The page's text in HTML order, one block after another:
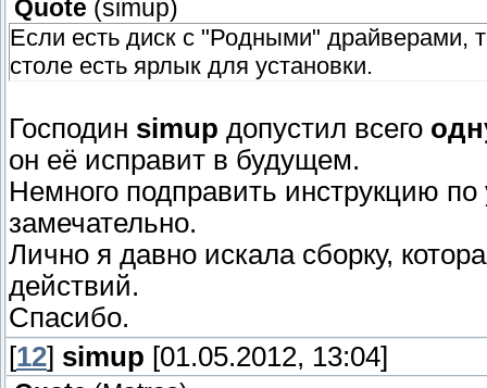
Quote (simup)
Если есть диск с "Родными" драйверами,
столе есть ярлык для установки.
Господин simup допустил всего
он её исправит в будущем.
Немного подправить инструкцию
замечательно.
Лично я давно искала сборку,
действий.
Спасибо.
[12] simup [01.05.2012, 13:04]